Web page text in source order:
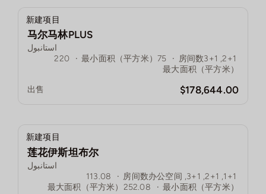
新建项目
马尔马林PLUS
استانبول
2+1, 3+1
房间数
·
75
最小面积（平方米）
·
220
最大面积（平方米）
$178,644.00
出售
新建项目
莲花伊斯坦布尔
استانبول
1+1, 2+1, 3+1, 办公空间
房间数
·
113.08
最小面积（平方米）
·
252.08
最大面积（平方米）